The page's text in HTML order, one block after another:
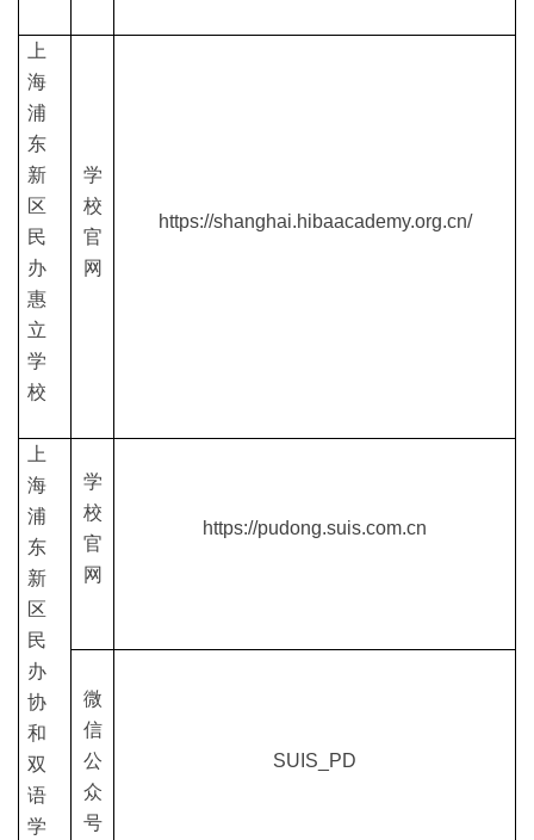
上
海
浦
东
新
区
民
办
惠
立
学
校
学
校
官
网
https://shanghai.hibaacademy.org.cn/
上
海
浦
东
新
区
民
办
协
和
双
语
学
学
校
官
网
https://pudong.suis.com.cn
微
信
公
众
号
SUIS_PD